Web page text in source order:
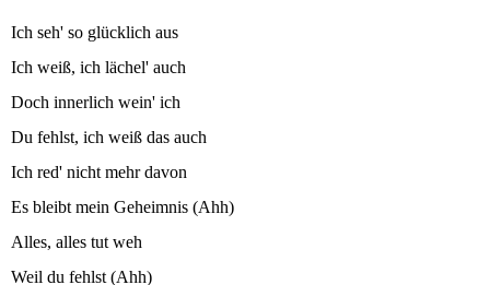
Ich seh' so glücklich aus
Ich weiß, ich lächel' auch
Doch innerlich wein' ich
Du fehlst, ich weiß das auch
Ich red' nicht mehr davon
Es bleibt mein Geheimnis (Ahh)
Alles, alles tut weh
Weil du fehlst (Ahh)